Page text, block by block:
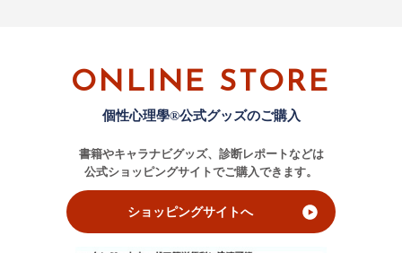
ONLINE STORE
個性心理學®公式グッズのご購入
書籍やキャラナビグッズ、診断レポートなどは
公式ショッピングサイトでご購入できます。
ショッピングサイトへ